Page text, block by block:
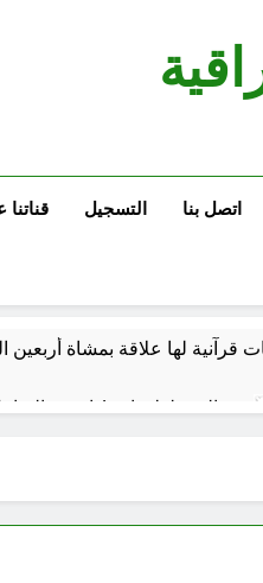
اتصل بنا التسجيل
المخطط بياني / اسس
الظلم الاولى)‏